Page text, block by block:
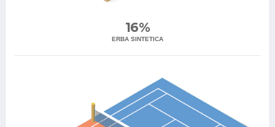
16%
ERBA SINTETICA